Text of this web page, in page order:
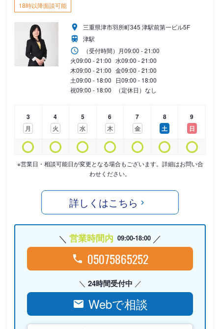
18時以降面談可能
三重県津市羽所町345 津駅前第一ビル5F
津駅
（受付時間） 月09:00 - 21:00
火09:00 - 21:00 水09:00 - 21:00
木09:00 - 21:00 金09:00 - 21:00
土09:00 - 18:00 日09:00 - 18:00
祝09:00 - 18:00 （定休日）なし
3
月
4
火
5
水
6
木
7
金
8
土
9
日
※営業日・相談可能日が変更となる場合もございます。詳細はお問い合
わせください。
詳しくはこちら
営業時間内 09:00-18:00
05075865252
24時間受付中
Webで相談